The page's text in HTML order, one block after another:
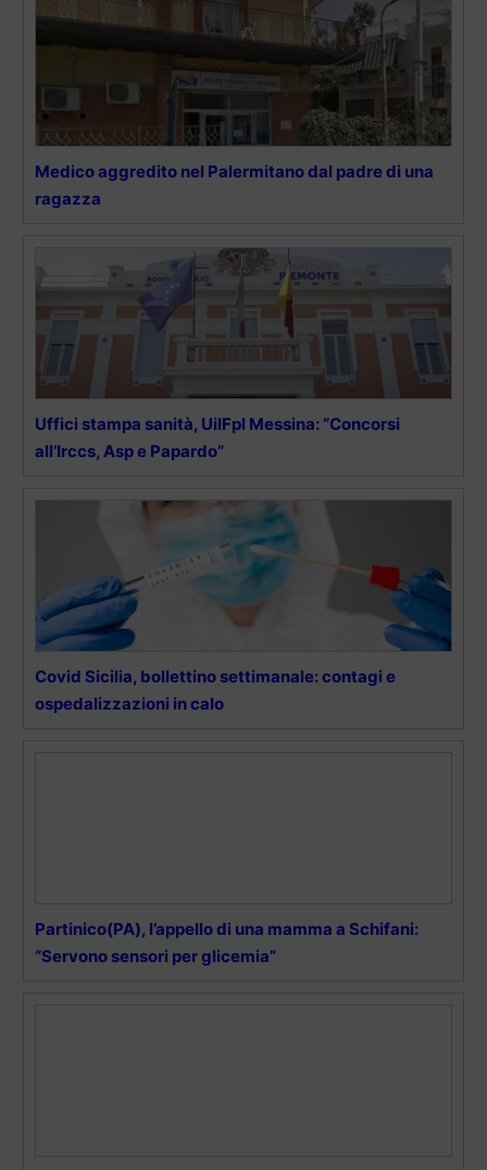
Medico aggredito nel Palermitano dal padre di una
ragazza
Uffici stampa sanità, UilFpl Messina: “Concorsi
all’Irccs, Asp e Papardo”
Covid Sicilia, bollettino settimanale: contagi e
ospedalizzazioni in calo
Partinico(PA), l’appello di una mamma a Schifani:
“Servono sensori per glicemia”